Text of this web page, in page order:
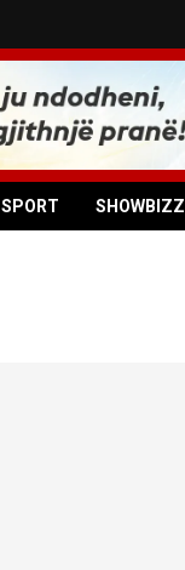
SPORT SHOWBIZZ